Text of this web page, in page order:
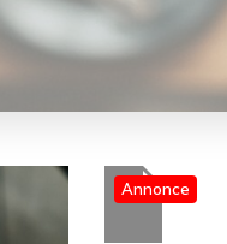
spiser vi,